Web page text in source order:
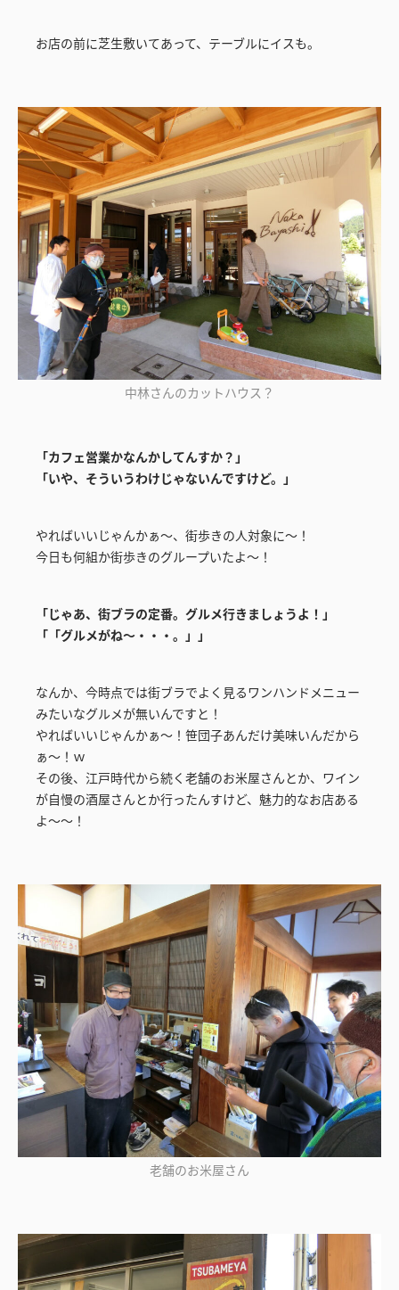
お店の前に芝生敷いてあって、テーブルにイスも。
中林さんのカットハウス？
「カフェ営業かなんかしてんすか？」
「いや、そういうわけじゃないんですけど。」
やればいいじゃんかぁ～、街歩きの人対象に～！
今日も何組か街歩きのグループいたよ～！
「じゃあ、街ブラの定番。グルメ行きましょうよ！」
「「グルメがね～・・・。」」
なんか、今時点では街ブラでよく見るワンハンドメニュー
みたいなグルメが無いんですと！
やればいいじゃんかぁ～！笹団子あんだけ美味いんだから
ぁ～！ｗ
その後、江戸時代から続く老舗のお米屋さんとか、ワイン
が自慢の酒屋さんとか行ったんすけど、魅力的なお店ある
よ～～！
老舗のお米屋さん